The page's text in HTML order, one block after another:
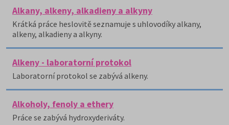
Alkany, alkeny, alkadieny a alkyny
Krátká práce heslovitě seznamuje s uhlovodíky alkany,
alkeny, alkadieny a alkyny.
Alkeny - laboratorní protokol
Laboratorní protokol se zabývá alkeny.
Alkoholy, fenoly a ethery
Práce se zabývá hydroxyderiváty.